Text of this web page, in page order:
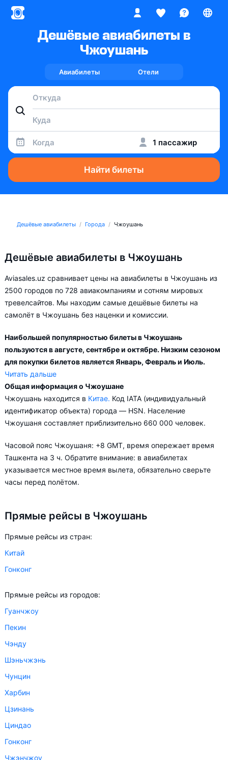
Дешёвые авиабилеты в
Чжоушань
Авиабилеты Отели
Когда 1 пассажир
Найти билеты
Дешёвые авиабилеты Города Чжоушань
Дешёвые авиабилеты в Чжоушань
Aviasales.uz сравнивает цены на авиабилеты в Чжоушань из
2500 городов по 728 авиакомпаниям и сотням мировых
тревелсайтов. Мы находим самые дешёвые билеты на
самолёт в Чжоушань без наценки и комиссии.
Наибольшей популярностью билеты в Чжоушань
пользуются в августе, сентябре и октябре. Низким сезоном
для покупки билетов является Январь, Февраль и Июль.
Читать дальше
Город Чжоушань обслуживается аэропортами: Чжоушань.
Прямые рейсы в Чжоушань выполняются 12
авиакомпаниями. Больше всего рейсов выполняет
В зависимости от количества дней, оставшихся до вылета,
цена билета на самолёт из в Чжоушань может измениться
более чем на 82%.
заранее, чтобы вы могли выбирать условия перелёта,
возможности.
Общая информация о Чжоушане
Чжоушань находится в Китае. Код IATA (индивидуальный
идентификатор объекта) города — HSN. Население
Чжоушаня составляет приблизительно 660 000 человек.
Часовой пояс Чжоушаня: +8 GMT, время опережает время
Ташкента на 3 ч. Обратите внимание: в авиабилетах
указывается местное время вылета, обязательно сверьте
часы перед полётом.
Прямые рейсы в Чжоушань
Прямые рейсы из стран:
Китай
Гонконг
Прямые рейсы из городов:
Гуанчжоу
Пекин
Чэнду
Шэньчжэнь
Чунцин
Харбин
Цзинань
Циндао
Гонконг
Чжэнчжоу